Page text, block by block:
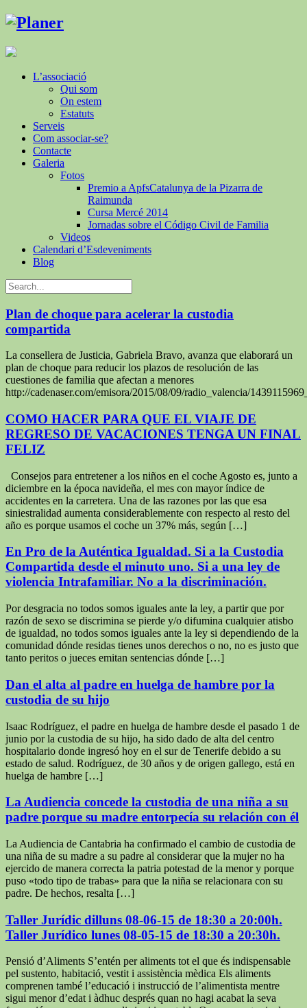
L’associació
Qui som
On estem
Estatuts
Serveis
Com associar-se?
Contacte
Galeria
Fotos
Premio a ApfsCatalunya de la Pizarra de
Raimunda
Cursa Mercé 2014
Jornadas sobre el Código Civil de Familia
Videos
Calendari d’Esdeveniments
Blog
Plan de choque para acelerar la custodia
compartida
La consellera de Justicia, Gabriela Bravo, avanza que elaborará un
plan de choque para reducir los plazos de resolución de las
cuestiones de familia que afectan a menores
http://cadenaser.com/emisora/2015/08/09/radio_valencia/
COMO HACER PARA QUE EL VIAJE DE
REGRESO DE VACACIONES TENGA UN FINAL
FELIZ
Consejos para entretener a los niños en el coche Agosto es, junto a
diciembre en la época navideña, el mes con mayor índice de
accidentes en la carretera. Una de las razones por las que esa
siniestralidad aumenta considerablemente con respecto al resto del
año es porque usamos el coche un 37% más, según […]
En Pro de la Auténtica Igualdad. Si a la Custodia
Compartida desde el minuto uno. Si a una ley de
violencia Intrafamiliar. No a la discriminación.
Por desgracia no todos somos iguales ante la ley, a partir que por
razón de sexo se discrimina se pierde y/o difumina cualquier atisbo
de igualdad, no todos somos iguales ante la ley si dependiendo de la
comunidad dónde residas tienes unos derechos o no, no es justo que
tanto peritos o jueces emitan sentencias dónde […]
Dan el alta al padre en huelga de hambre por la
custodia de su hijo
Isaac Rodríguez, el padre en huelga de hambre desde el pasado 1 de
junio por la custodia de su hijo, ha sido dado de alta del centro
hospitalario donde ingresó hoy en el sur de Tenerife debido a su
estado de salud. Rodríguez, de 30 años y de origen gallego, está en
huelga de hambre […]
La Audiencia concede la custodia de una niña a su
padre porque su madre entorpecía su relación con él
La Audiencia de Cantabria ha confirmado el cambio de custodia de
una niña de su madre a su padre al considerar que la mujer no ha
ejercido de manera correcta la patria potestad de la menor y porque
puso «todo tipo de trabas» para que la niña se relacionara con su
padre. De hechos, resalta […]
Taller Jurídic dilluns 08-06-15 de 18:30 a 20:00h.
Pensió d’Aliments S’entén per aliments tot el que és indispensable
pel sustento, habitació, vestit i assistència mèdica Els aliments
comprenen també l’educació i instrucció de l’alimentista mentre
sigui menor d’edat i àdhuc després quan no hagi acabat la seva